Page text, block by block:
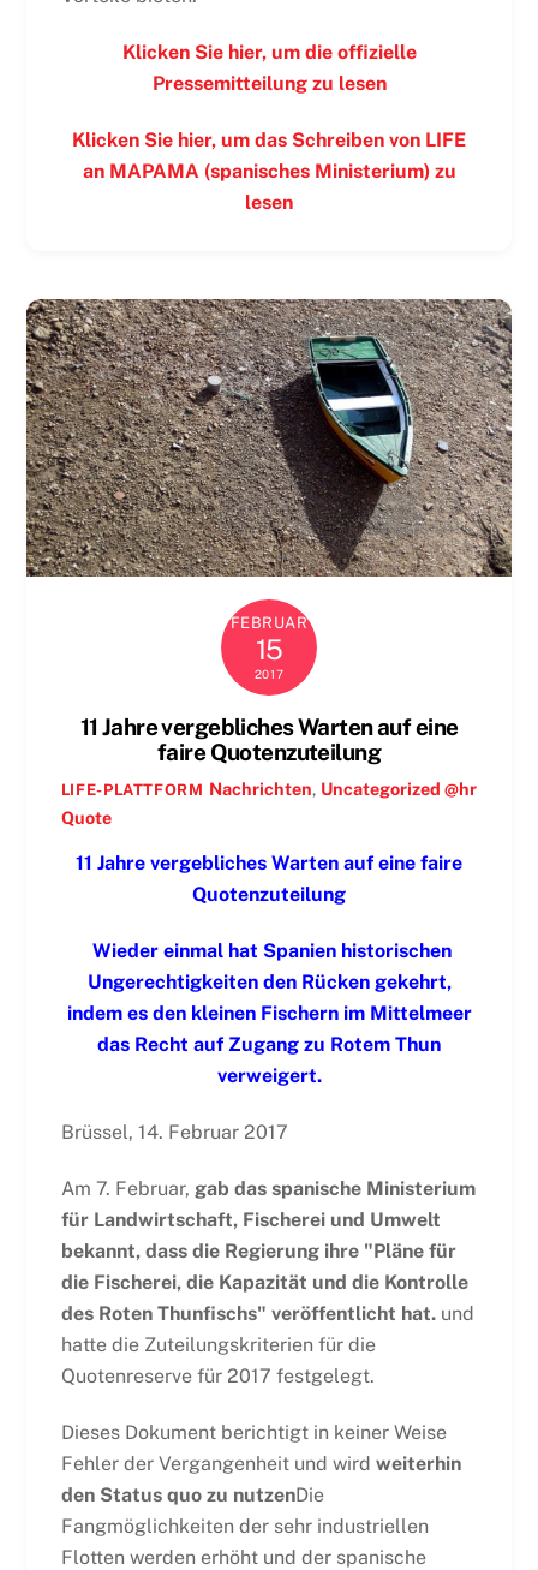
Klicken Sie hier, um die offizielle
Pressemitteilung zu lesen
Klicken Sie hier, um das Schreiben von LIFE
an MAPAMA (spanisches Ministerium) zu
lesen
FEBRUAR
15
2017
11 Jahre vergebliches Warten auf eine
faire Quotenzuteilung
LIFE-PLATTFORM Nachrichten, Uncategorized @hr
Quote
11 Jahre vergebliches Warten auf eine faire
Quotenzuteilung
Wieder einmal hat Spanien historischen
Ungerechtigkeiten den Rücken gekehrt,
indem es den kleinen Fischern im Mittelmeer
das Recht auf Zugang zu Rotem Thun
verweigert.
Brüssel, 14. Februar 2017
Am 7. Februar, gab das spanische Ministerium
für Landwirtschaft, Fischerei und Umwelt
bekannt, dass die Regierung ihre "Pläne für
die Fischerei, die Kapazität und die Kontrolle
des Roten Thunfischs" veröffentlicht hat.und
hatte die Zuteilungskriterien für die
Quotenreserve für 2017 festgelegt.
Dieses Dokument berichtigt in keiner Weise
Fehler der Vergangenheit und wird weiterhin
den Status quo zu nutzenDie
Fangmöglichkeiten der sehr industriellen
Flotten werden erhöht und der spanische